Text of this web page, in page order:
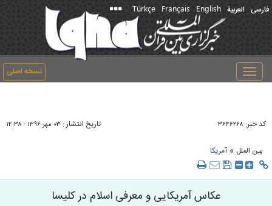
فارسی العربیة English
Français
Türkçe
نسخه اصلی
Toggle
navigation
کد خبر: ۳۶۴۶۲۶۸ تاریخ انتشار : ۰۳ مهر ۱۳۹۶ - ۱۴:۳۸
بین الملل » آمریکا
عکاس آمریکایی و معرفی اسلام در کلیسا